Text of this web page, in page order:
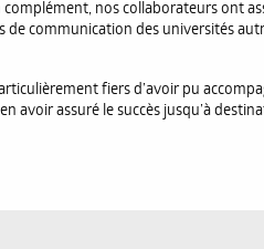
complément, nos collaborateurs ont
de communication des universités
fiers d’avoir pu
avoir assuré le succès jusqu’à